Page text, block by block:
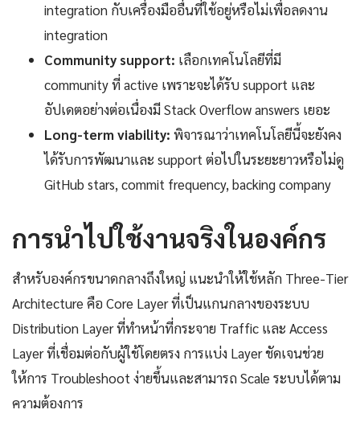
integration กับเครื่องมืออื่นที่ใช้อยู่หรือไม่เพื่อลดงาน
integration
Community support: เลือกเทคโนโลยีที่มี
community ที่ active เพราะจะได้รับ support และ
อัปเดตอย่างต่อเนื่องมี Stack Overflow answers เยอะ
Long-term viability: พิจารณาว่าเทคโนโลยีนี้จะยังคง
ได้รับการพัฒนาและ support ต่อไปในระยะยาวหรือไม่ดู
GitHub stars, commit frequency, backing company
การนำไปใช้งานจริงในองค์กร
สำหรับองค์กรขนาดกลางถึงใหญ่ แนะนำให้ใช้หลัก Three-Tier
Architecture คือ Core Layer ที่เป็นแกนกลางของระบบ
Distribution Layer ที่ทำหน้าที่กระจาย Traffic และ Access
Layer ที่เชื่อมต่อกับผู้ใช้โดยตรง การแบ่ง Layer ชัดเจนช่วย
ให้การ Troubleshoot ง่ายขึ้นและสามารถ Scale ระบบได้ตาม
ความต้องการ